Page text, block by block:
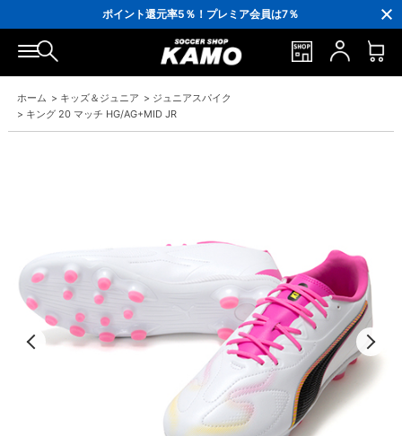
ポイント還元率5％！プレミア会員は7％
会員の方にはお誕生月に「10％OFFクーポン」プレゼント！
16,000円(税込)以上でシューズケースプレゼント！
3,300円(税込)以上で送料無料！
ホーム > キッズ＆ジュニア > ジュニアスパイク
> キング 20 マッチ HG/AG+MID JR